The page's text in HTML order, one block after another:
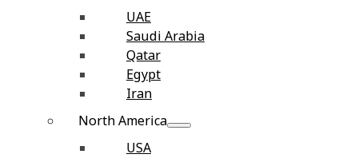
UAE
Saudi Arabia
Qatar
Egypt
Iran
North America
USA